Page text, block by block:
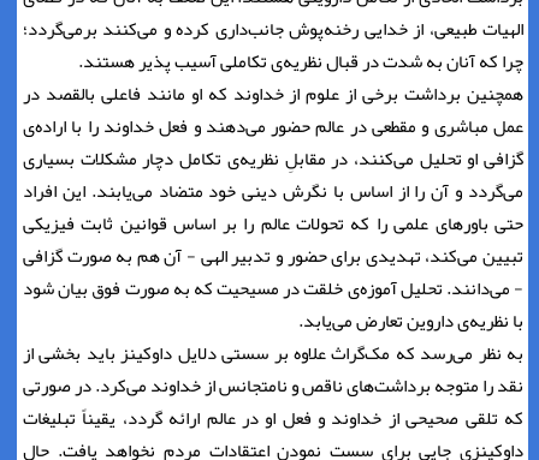
الهیات طبیعی، از خدایی رخنه‌پوش جانب‌داری کرده و می‌کنند برمی‌گردد؛
چرا که آنان به شدت در قبال نظریه‌ی تکاملی آسیب پذیر هستند.
همچنین برداشت برخی از علوم از خداوند که او مانند فاعلی بالقصد در
عمل مباشری و مقطعی در عالم حضور می‌دهند و فعل خداوند را با اراده‌ی
گزافی او تحلیل می‌کنند، در مقابلِ نظریه‌ی تکامل دچار مشکلات بسیاری
می‌گردد و آن را از اساس با نگرش دینی خود متضاد می‌یابند. این افراد
حتی باورهای علمی را که تحولات عالم را بر اساس قوانین ثابت فیزیکی
تبیین می‌کند، تهدیدی برای حضور و تدبیر الهی - آن هم به صورت گزافی
- می‌دانند. تحلیل آموزه‌ی خلقت در مسیحیت که به صورت فوق بیان شود
با نظریه‌ی داروین تعارض می‌یابد.
به نظر می‌رسد که مک‌گراث علاوه بر سستی دلایل داوکینز باید بخشی از
نقد را متوجه برداشت‌های ناقص و نامتجانس از خداوند می‌کرد. در صورتی
که تلقی صحیحی از خداوند و فعل او در عالم ارائه گردد، یقیناً تبلیغات
داوکینزی جایی برای سست نمودن اعتقادات مردم نخواهد یافت. حال